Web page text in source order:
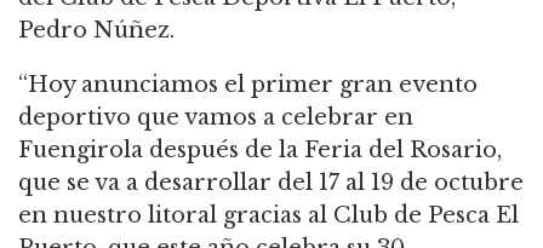
Pedro Núñez.
“Hoy anunciamos el primer gran evento
deportivo que vamos a celebrar en
Fuengirola después de la Feria del Rosario,
que se va a desarrollar del 17 al 19 de octubre
en nuestro litoral gracias al Club de Pesca El